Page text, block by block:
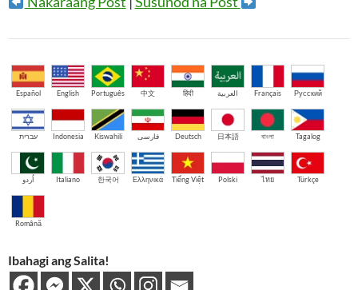
Español English Português 中文 हिंदी العربية Français Русский
עברית Indonesia Kiswahili فارسی Deutsch 日本語 বাংলা Tagalog
اُردو Italiano 한국어 Ελληνικά Tiếng Việt Polski ไทย Türkçe
Română
Ibahagi ang Salita!